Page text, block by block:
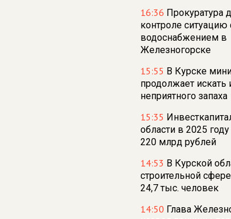
16:36 Прокуратура
контроле ситуацию
водоснабжением в
Железногорске
15:55 В Курске
продолжает искать
неприятного запаха
15:35
области в 2025
220 млрд рублей
14:53 В Курской
строительной
24,7 тыс. человек
14:50 Глава